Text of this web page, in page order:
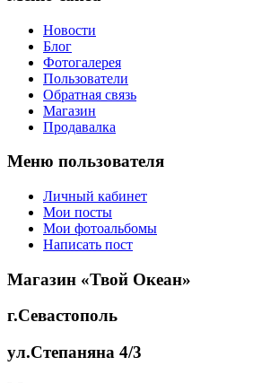
Новости
Блог
Фотогалерея
Пользователи
Обратная связь
Магазин
Продавалка
Меню пользователя
Личный кабинет
Мои посты
Мои фотоальбомы
Написать пост
Магазин «Твой Океан»
г.Севастополь
ул.Степаняна 4/3